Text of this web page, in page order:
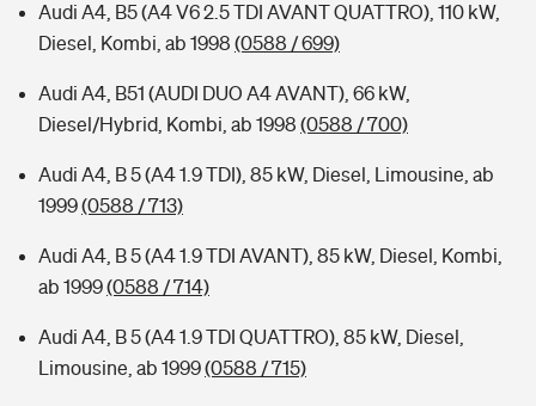
Audi A4, B5 (A4 V6 2.5 TDI AVANT QUATTRO), 110 kW,
Diesel, Kombi, ab 1998 (0588 / 699)
Audi A4, B51 (AUDI DUO A4 AVANT), 66 kW,
Diesel/Hybrid, Kombi, ab 1998 (0588 / 700)
Audi A4, B 5 (A4 1.9 TDI), 85 kW, Diesel, Limousine, ab
1999(0588 / 713)
Audi A4, B 5 (A4 1.9 TDI AVANT), 85 kW, Diesel, Kombi,
ab 1999(0588 / 714)
Audi A4, B 5 (A4 1.9 TDI QUATTRO), 85 kW, Diesel,
Limousine, ab 1999(0588 / 715)